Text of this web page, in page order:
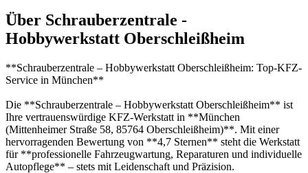
Über Schrauberzentrale -
Hobbywerkstatt Oberschleißheim
**Schrauberzentrale – Hobbywerkstatt Oberschleißheim: Top-KFZ-
Service in München**
Die **Schrauberzentrale – Hobbywerkstatt Oberschleißheim** ist
Ihre vertrauenswürdige KFZ-Werkstatt in **München
(Mittenheimer Straße 58, 85764 Oberschleißheim)**. Mit einer
hervorragenden Bewertung von **4,7 Sternen** steht die Werkstatt
für **professionelle Fahrzeugwartung, Reparaturen und individuelle
Autopflege** – stets mit Leidenschaft und Präzision.